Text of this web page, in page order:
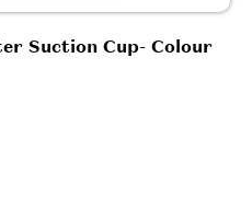
Suction Cup- Colour